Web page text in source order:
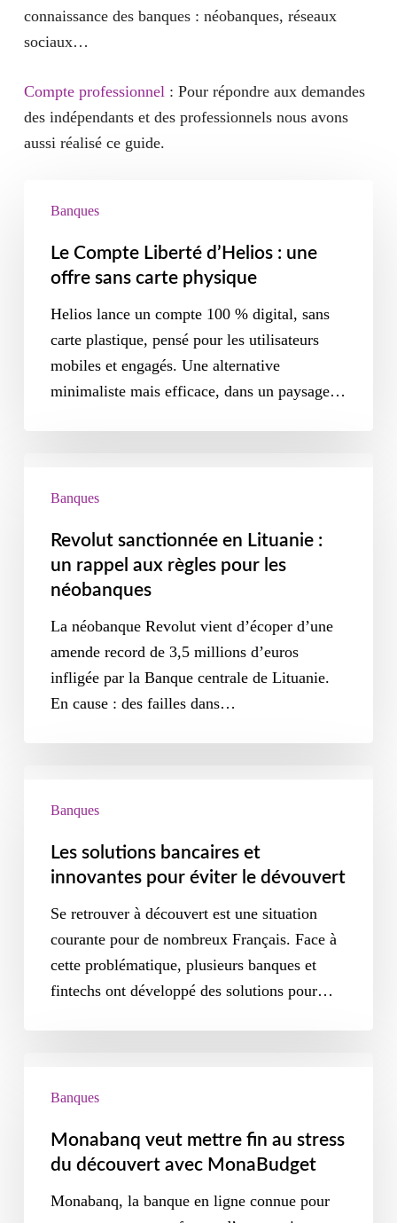
connaissance des banques : néobanques, réseaux
sociaux…
Compte professionnel : Pour répondre aux demandes
des indépendants et des professionnels nous avons
aussi réalisé ce guide.
Banques
Le Compte Liberté d’Helios : une
offre sans carte physique
Helios lance un compte 100 % digital, sans
carte plastique, pensé pour les utilisateurs
mobiles et engagés. Une alternative
minimaliste mais efficace, dans un paysage…
Banques
Revolut sanctionnée en Lituanie :
un rappel aux règles pour les
néobanques
La néobanque Revolut vient d’écoper d’une
amende record de 3,5 millions d’euros
infligée par la Banque centrale de Lituanie.
En cause : des failles dans…
Banques
Les solutions bancaires et
innovantes pour éviter le dévouvert
Se retrouver à découvert est une situation
courante pour de nombreux Français. Face à
cette problématique, plusieurs banques et
fintechs ont développé des solutions pour…
Banques
Monabanq veut mettre fin au stress
du découvert avec MonaBudget
Monabanq, la banque en ligne connue pour